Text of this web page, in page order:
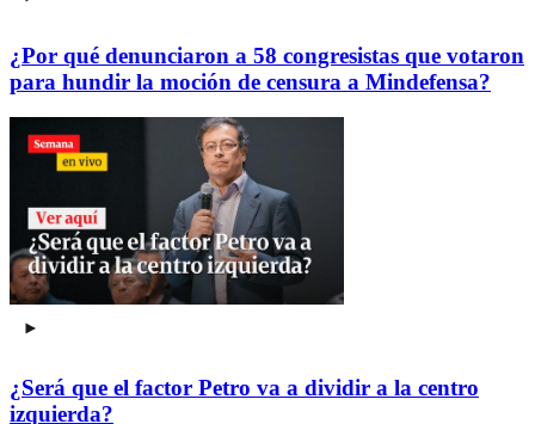
¿Por qué denunciaron a 58 congresistas que votaron
para hundir la moción de censura a Mindefensa?
¿Será que el factor Petro va a dividir a la centro
izquierda?